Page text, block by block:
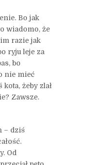
Bo jak
wiadomo, że
razie jak
ryju leje za
bo
nie mieć
kota, żeby zlał
Zawsze.
– dziś
Od